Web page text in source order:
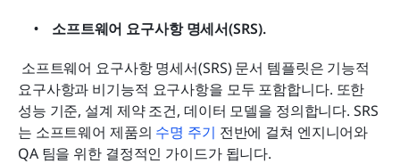
소프트웨어 요구사항 명세서(SRS).
요구사항과 비기능적 요구사항을 모두 포함합니다. 또한
성능 기준, 설계 제약 조건, 데이터 모델을 정의합니다. SRS
는 소프트웨어 제품의 수명 주기 전반에 걸쳐 엔지니어와
QA 팀을 위한 결정적인 가이드가 됩니다.